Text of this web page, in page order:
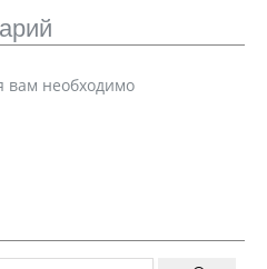
вам необходимо